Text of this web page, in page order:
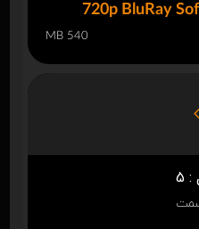
720p BluRay
540 MB
5